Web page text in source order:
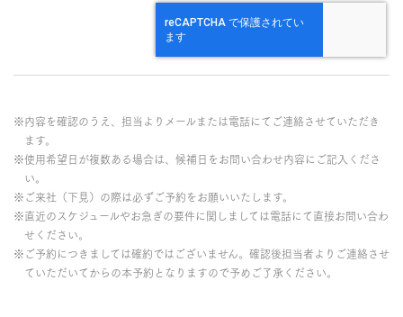
※内容を確認のうえ、担当よりメールまたは電話にてご連絡させていただき
ます。
※使用希望日が複数ある場合は、候補日をお問い合わせ内容にご記入くださ
い。
※ご来社（下見）の際は必ずご予約をお願いいたします。
※直近のスケジュールやお急ぎの要件に関しましては電話にて直接お問い合わ
せください。
※ご予約につきましては確約ではございません。確認後担当者よりご連絡させ
ていただいてからの本予約となりますので予めご了承ください。